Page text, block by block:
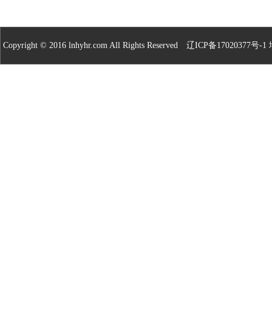
Copyright © 2016 lnhyhr.com All Rights Reserved 辽ICP备17020377号-1